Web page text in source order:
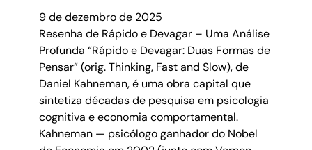
9 de dezembro de 2025
Resenha de Rápido e Devagar – Uma Análise
Profunda “Rápido e Devagar: Duas Formas de
Pensar” (orig. Thinking, Fast and Slow), de
Daniel Kahneman, é uma obra capital que
sintetiza décadas de pesquisa em psicologia
cognitiva e economia comportamental.
Kahneman — psicólogo ganhador do Nobel